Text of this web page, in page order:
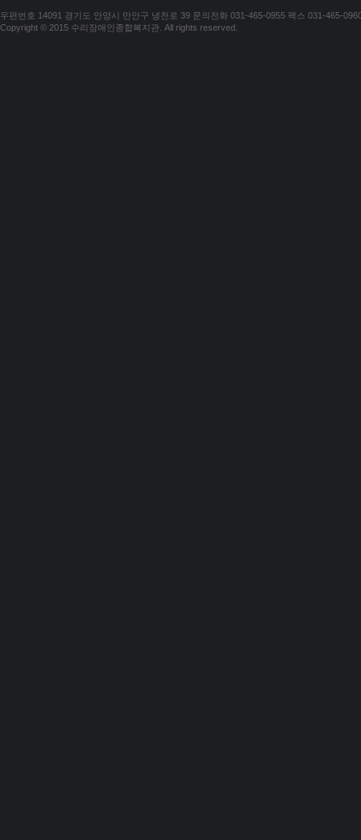
우편번호 14091 경기도 안양시 만안구 냉천로 39 문의전화 031-465-0955 팩스 031-465-
Copyright © 2015 수리장애인종합복지관. All rights reserved.